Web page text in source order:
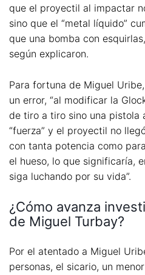
que el proyectil al impactar
sino que el “metal líquido”
que una bomba con
según explicaron.
Para fortuna de Miguel
un error, “al modificar la
de tiro a tiro sino una pistola
“fuerza” y el proyectil no
con tanta potencia como
el hueso, lo que significaría,
siga luchando por su vida”.
¿Cómo avanza
de Miguel Turbay?
Por el atentado a Miguel
personas, el sicario, un